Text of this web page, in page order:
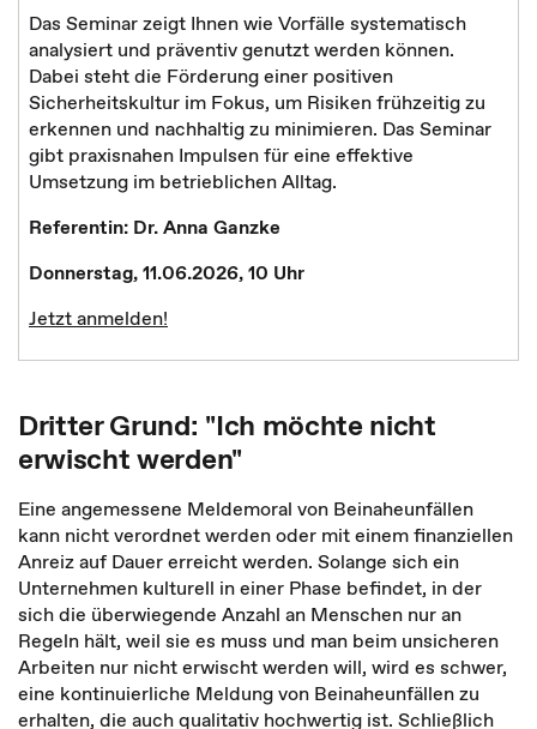
Das Seminar zeigt Ihnen wie Vorfälle systematisch
analysiert und präventiv genutzt werden können.
Dabei steht die Förderung einer positiven
Sicherheitskultur im Fokus, um Risiken frühzeitig zu
erkennen und nachhaltig zu minimieren. Das Seminar
gibt praxisnahen Impulsen für eine effektive
Umsetzung im betrieblichen Alltag.
Referentin: Dr. Anna Ganzke
Donnerstag, 11.06.2026, 10 Uhr
Jetzt anmelden!
Dritter Grund: "Ich möchte nicht
erwischt werden"
Eine angemessene Meldemoral von Beinaheunfällen
kann nicht verordnet werden oder mit einem finanziellen
Anreiz auf Dauer erreicht werden. Solange sich ein
Unternehmen kulturell in einer Phase befindet, in der
sich die überwiegende Anzahl an Menschen nur an
Regeln hält, weil sie es muss und man beim unsicheren
Arbeiten nur nicht erwischt werden will, wird es schwer,
eine kontinuierliche Meldung von Beinaheunfällen zu
erhalten, die auch qualitativ hochwertig ist. Schließlich